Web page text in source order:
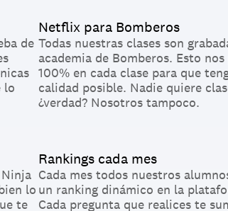
de
lo
Netflix para Bomberos
Todas nuestras clases son
academia de Bomberos. Esto
100% en cada clase para que
calidad posible. Nadie quiere
¿verdad? Nosotros tampoco.
lo
te
Rankings cada mes
Cada mes todos nuestros
un ranking dinámico en la
Cada pregunta que realices te